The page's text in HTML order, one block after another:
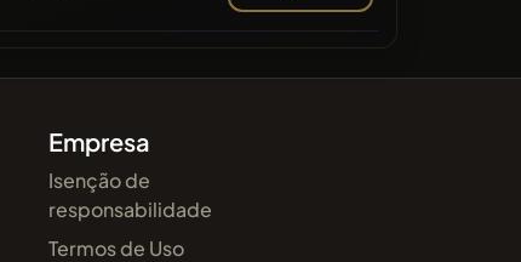
Empresa
Isenção de
responsabilidade
Termos de Uso